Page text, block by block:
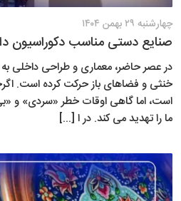
صنایع دستی مناسب دکوراسیون
چهارشنبه ۲۹ بهمن ۱۴۰۴
در عصر حاضر، معماری و طراحی
خنثی و فضاهای باز حرکت کرده است.
است، اما گاهی اوقات خطر «سردی» و
ما را تهدید می کند. در ا [...]